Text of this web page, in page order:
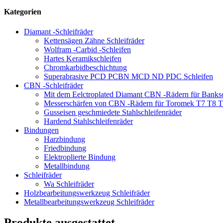
Kategorien
Diamant -Schleifräder
Kettensägen Zähne Schleifräder
Wolfram -Carbid -Schleifen
Hartes Keramikschleifen
Chromkarbidbeschichtung
Superabrasive PCD PCBN MCD ND PDC Schleifen
CBN -Schleifräder
Mit dem Eelctroplated Diamant CBN -Rädern für
Messerschärfen von CBN -Rädern für Toromek T7 T8
Gusseisen geschmiedete Stahlschleifenräder
Hardend Stahlschleifenräder
Bindungen
Harzbindung
Friedbindung
Elektroplierte Bindung
Metallbindung
Schleifräder
Wa Schleifräder
Holzbearbeitungswerkzeug Schleifräder
Metallbearbeitungswerkzeug Schleifräder